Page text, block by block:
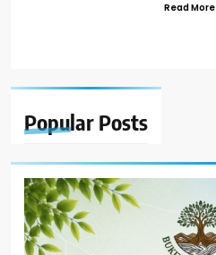
Popular Posts
Read More